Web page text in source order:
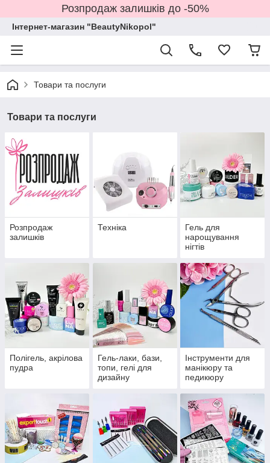
Розпродаж залишків до -50%
Інтернет-магазин "BeautyNikopol"
Товари та послуги
Товари та послуги
Розпродаж
залишків
Техніка
Гель для
нарощування
нігтів
Полігель, акрілова
пудра
Гель-лаки, бази,
топи, гелі для
дизайну
Інструменти для
манікюру та
педикюру